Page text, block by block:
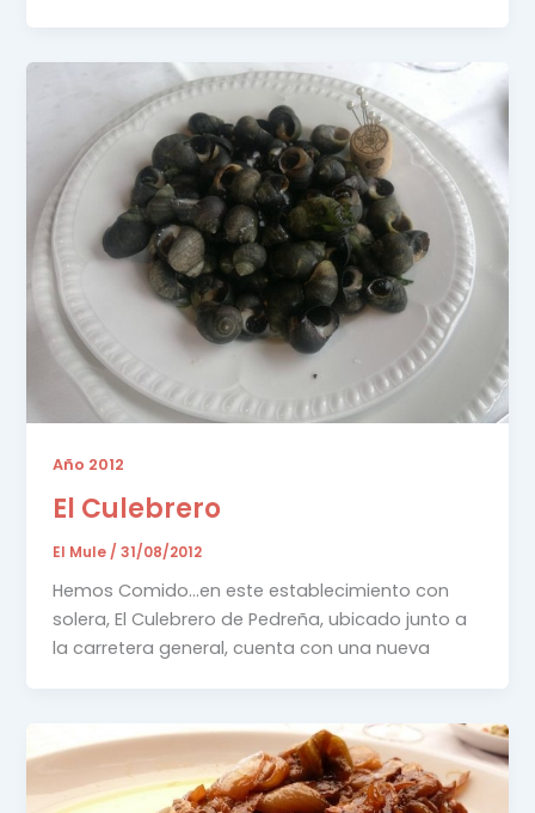
Año 2012
El Culebrero
El Mule /31/08/2012
Hemos Comido…en este establecimiento con
solera, El Culebrero de Pedreña, ubicado junto a
la carretera general, cuenta con una nueva